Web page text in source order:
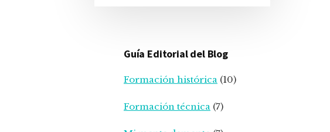
Guía Editorial del Blog
Formación histórica (10)
Formación técnica (7)